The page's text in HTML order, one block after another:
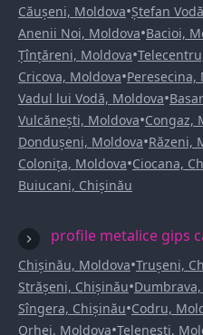
Căușeni, Moldova•Ștefan
Anenii Noi, Moldova•Bacioi,
Țînțăreni, Moldova•
Cricova, Moldova•Peresecina,
Vadul lui Vodă, Moldova•
Vulcănești, Moldova•Congaz,
Dondușeni, Moldova•Răzeni,
Colonița, Moldova•Ciocana,
Buiucani, Chișinău
profile metalice gips
Chișinău, Moldova•Trușeni,
Strășeni, Chișinău•
Sîngera, Chișinău•Codru,
Orhei, Moldova•Telenești,